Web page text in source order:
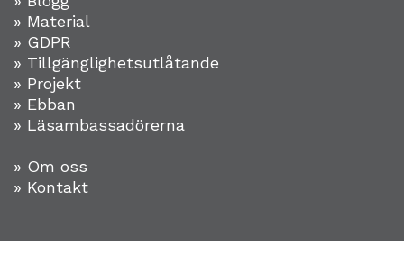
» Material
» GDPR
» Tillgänglighetsutlåtande
» Projekt
» Ebban
» Läsambassadörerna
» Om oss
» Kontakt